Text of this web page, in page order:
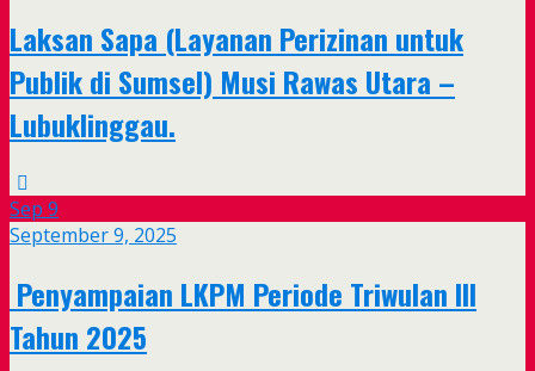
Laksan Sapa (Layanan Perizinan untuk
Publik di Sumsel) Musi Rawas Utara –
Lubuklinggau.
Sep 9
September 9, 2025
Penyampaian LKPM Periode Triwulan III
Tahun 2025